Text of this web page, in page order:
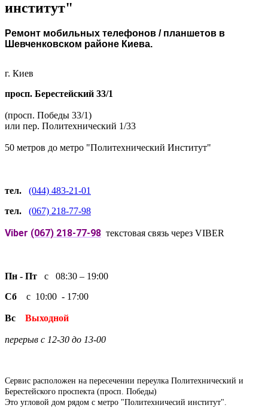
институт"
Ремонт мобильных телефонов / планшетов в
Шевченковском районе Киева.
г. Киев
просп. Берестейский 33/1
(просп. Победы 33/1)
или пер. Политехнический 1/33
50 метров до метро "Политехнический Институт"
тел.
(044) 483-21-01
тел. (067) 218-77-98
Viber (067) 218-77-98 текстовая связь через VIBER
Пн - Пт с 08:30 – 19:00
Сб
с 10:00 - 17:00
Вс Выходной
перерыв с 12-30 до 13-00
Сервис расположен на пересечении переулка Политехнический и
Берестейского проспекта (просп. Победы)
Это угловой дом рядом с метро "Политехничесий институт".